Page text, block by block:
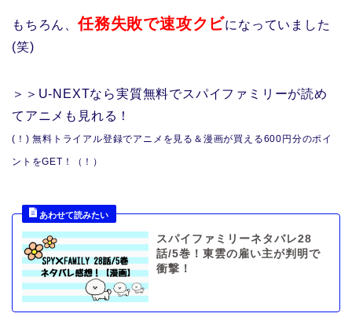
もちろん、任務失敗で速攻クビになっていました
(笑)
＞＞U-NEXTなら実質無料でスパイファミリーが読め
てアニメも見れる！
(！) 無料トライアル登録でアニメを見る＆漫画が買える600円分のポイ
ントをGET！（！）
スパイファミリーネタバレ28
話/5巻！東雲の雇い主が判明で
衝撃！